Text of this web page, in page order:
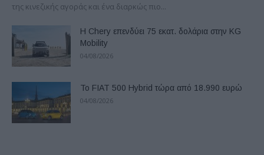
της κινεζικής αγοράς και ένα διαρκώς πιο...
Η Chery επενδύει 75 εκατ. δολάρια στην KG
Mobility
04/08/2026
Το FIAT 500 Hybrid τώρα από 18.990 ευρώ
04/08/2026